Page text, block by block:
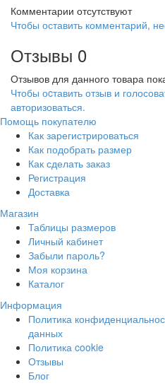
Комментарии отсутствуют
Чтобы оставить комментарий,
Отзывы 0
Отзывов для данного товара
Чтобы оcтавить отзыв и
авторизоваться.
Помощь покупателю
Как зарегистрироваться
Как подобрать размер
Как сделать заказ
Регистрация
Доставка
Магазин
Таблицы размеров
Личный кабинет
Забыли пароль?
Моя корзина
Каталог
Информация
Политика
данных
Политика cookie
Отзывы
Блог